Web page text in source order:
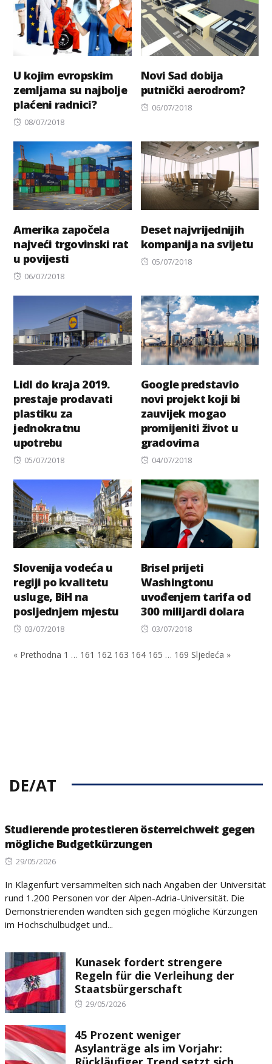
U kojim evropskim
zemljama su najbolje
plaćeni radnici?
Posted
08/07/2018
Novi Sad dobija
putnički aerodrom?
Posted
06/07/2018
Amerika započela
najveći trgovinski rat
u povijesti
Posted
06/07/2018
Deset najvrijednijih
kompanija na svijetu
Posted
05/07/2018
Lidl do kraja 2019.
prestaje prodavati
plastiku za
jednokratnu
upotrebu
Posted
05/07/2018
Google predstavio
novi projekt koji bi
zauvijek mogao
promijeniti život u
gradovima
Posted
04/07/2018
Slovenija vodeća u
regiji po kvalitetu
usluge, BiH na
posljednjem mjestu
Posted
03/07/2018
Brisel prijeti
Washingtonu
uvođenjem tarifa od
300 milijardi dolara
Posted
03/07/2018
« Prethodna 1 … 161 162 163 164 165 … 169 Sljedeća »
DE/AT
Studierende protestieren österreichweit gegen
mögliche Budgetkürzungen
Posted
29/05/2026
In Klagenfurt versammelten sich nach Angaben der Universität
rund 1.200 Personen vor der Alpen-Adria-Universität. Die
Demonstrierenden wandten sich gegen mögliche Kürzungen
im Hochschulbudget und...
Kunasek fordert strengere
Regeln für die Verleihung der
Staatsbürgerschaft
Posted
29/05/2026
45 Prozent weniger
Asylanträge als im Vorjahr: